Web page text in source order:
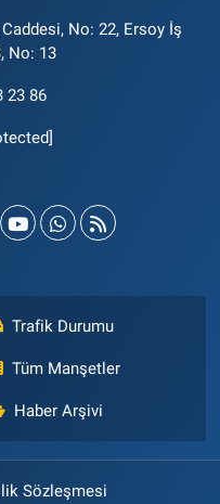
No: 22, Ersoy İş
No: 13
23 86
Trafik Durumu
Tüm Manşetler
Haber Arşivi
Sözleşmesi